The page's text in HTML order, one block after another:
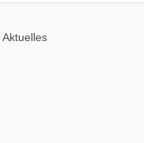
Aktuelles